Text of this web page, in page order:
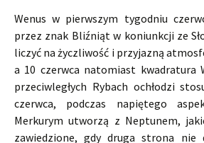
Wenus w pierwszym tygodniu
przez znak Bliźniąt w koniunkcji ze
liczyć na życzliwość i przyjazną
a 10 czerwca natomiast kwadratura
przeciwległych Rybach ochłodzi
czerwca, podczas napiętego
Merkurym utworzą z Neptunem,
zawiedzione, gdy druga strona nie